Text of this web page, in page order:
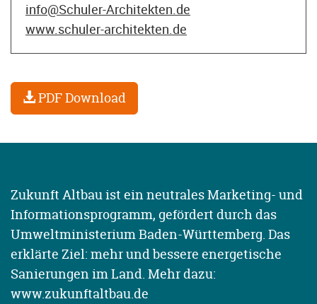
info@Schuler-Architekten.de
www.schuler-architekten.de
PDF Download
Zukunft Altbau ist ein neutrales Marketing- und
Informationsprogramm, gefördert durch das
Umweltministerium Baden-Württemberg. Das
erklärte Ziel: mehr und bessere energetische
Sanierungen im Land. Mehr dazu:
www.zukunftaltbau.de